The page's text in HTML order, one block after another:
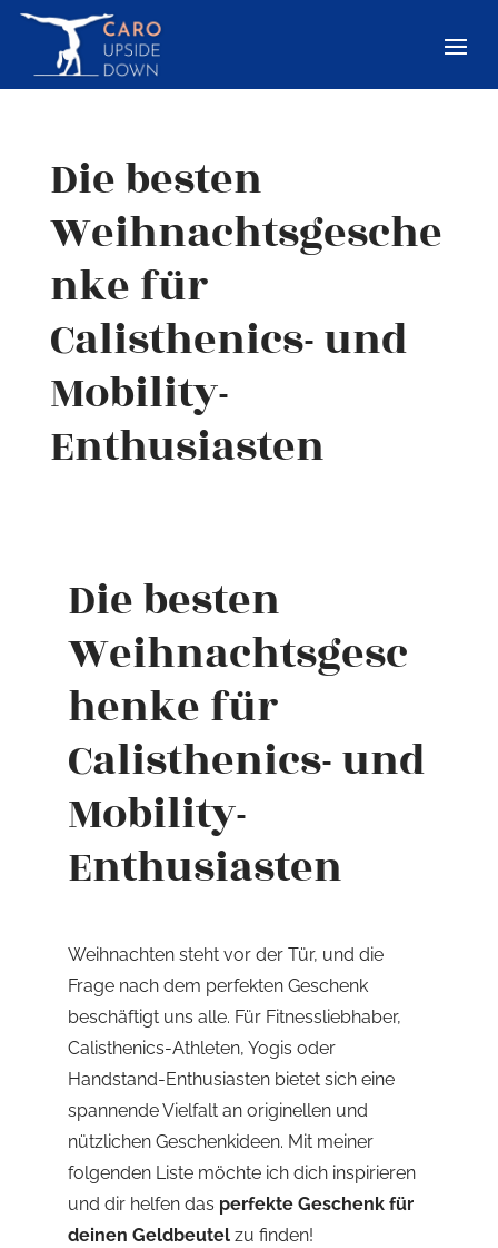
Die besten
Weihnachtsgesche
nke für
Calisthenics- und
Mobility-
Enthusiasten
Die besten
Weihnachtsgesc
henke für
Calisthenics- und
Mobility-
Enthusiasten
Weihnachten steht vor der Tür, und die
Frage nach dem perfekten Geschenk
beschäftigt uns alle. Für Fitnessliebhaber,
Calisthenics-Athleten, Yogis oder
Handstand-Enthusiasten bietet sich eine
spannende Vielfalt an originellen und
nützlichen Geschenkideen. Mit meiner
folgenden Liste möchte ich dich inspirieren
und dir helfen das perfekte Geschenk für
deinen Geldbeutelzu finden!